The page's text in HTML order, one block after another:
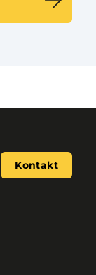
Kontakt